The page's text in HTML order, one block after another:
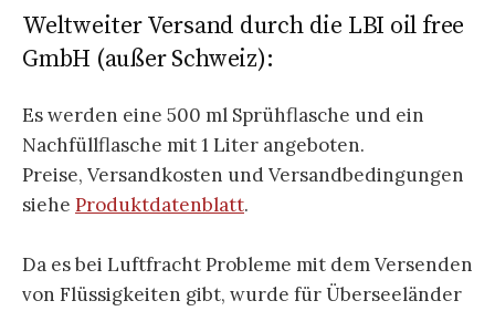
Weltweiter Versand durch die LBI oil free
GmbH (außer Schweiz):
Es werden eine 500 ml Sprühflasche und ein
Nachfüllflasche mit 1 Liter angeboten.
Preise, Versandkosten und Versandbedingungen
siehe Produktdatenblatt.
Da es bei Luftfracht Probleme mit dem Versenden
von Flüssigkeiten gibt, wurde für Überseeländer